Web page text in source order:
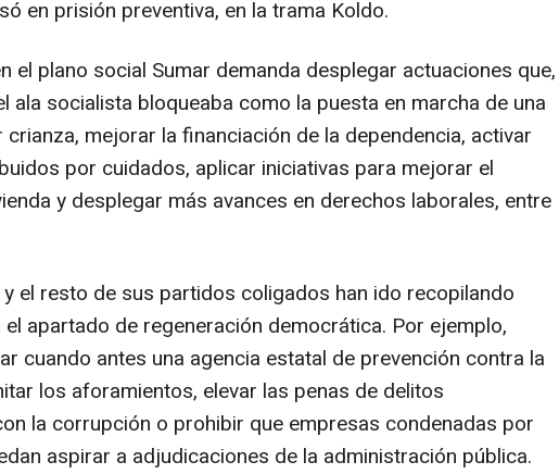
en prisión preventiva, en la trama Koldo.
el plano social Sumar demanda desplegar actuaciones que,
ala socialista bloqueaba como la puesta en marcha de una
mejorar la financiación de la dependencia, activar
por cuidados, aplicar iniciativas para mejorar el
y desplegar más avances en derechos laborales, entre
el resto de sus partidos coligados han ido recopilando
apartado de regeneración democrática. Por ejemplo,
cuando antes una agencia estatal de prevención contra la
los aforamientos, elevar las penas de delitos
la corrupción o prohibir que empresas condenadas por
aspirar a adjudicaciones de la administración pública.